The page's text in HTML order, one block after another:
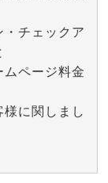
・チェックア
ページ料金
に関しまし